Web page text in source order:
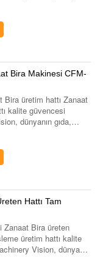
Bira Makinesi CFM-
üretim hattı Zanaat
kalite güvencesi
dünyanın gıda,
Hattı Tam
Bira üreten
üretim hattı kalite
Vision, dünyanın